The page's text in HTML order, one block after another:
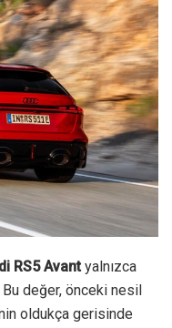
RS5 Avantyalnızca
değer, önceki nesil
oldukça gerisinde